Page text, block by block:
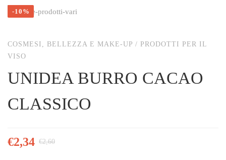
-10%
COSMESI, BELLEZZA E MAKE-UP / PRODOTTI PER IL
VISO
UNIDEA BURRO CACAO
CLASSICO
€2,34 €2,60